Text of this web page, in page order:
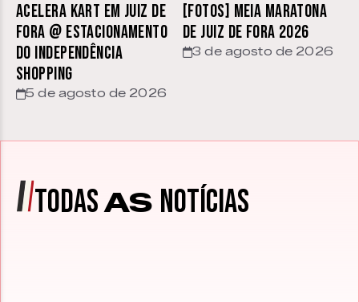
Acelera Kart em Juiz de
Fora @ estacionamento
do Independência
Shopping
5 de agosto de 2026
[FOTOS] Meia Maratona
de Juiz de Fora 2026
3 de agosto de 2026
TODASAS NOTÍCIAS